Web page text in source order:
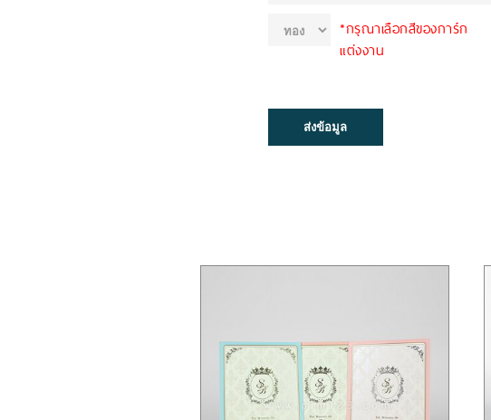
*กรุณาเลือกสีของการ์ก
แต่งงาน